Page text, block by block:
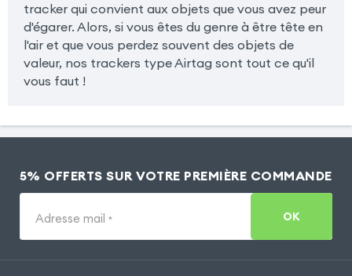
tracker qui convient aux objets que vous avez peur
d'égarer. Alors, si vous êtes du genre à être tête en
l'air et que vous perdez souvent des objets de
valeur, nos trackers type Airtag sont tout ce qu'il
vous faut !
5% OFFERTS SUR VOTRE PREMIÈRE COMMANDE
Adresse mail * OK